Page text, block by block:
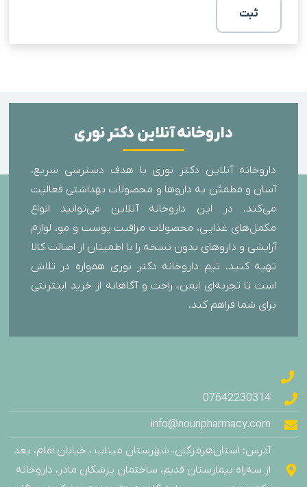
داروخانه آنلاین دکتر نوری
داروخانه آنلاین دکتر نوری با هدف دسترسی سریع،
آسان و مطمئن به داروها و محصولات بهداشتی فعالیت
می‌کند. در این داروخانه آنلاین می‌توانید انواع
مکمل‌های غذایی، محصولات مراقبت پوست و مو، لوازم
آرایشی و داروهای بدون نسخه را با اطمینان از اصالت کالا
تهیه کنید. تیم داروخانه دکتر نوری همواره در تلاش
است تا تجربه‌ای ایمن، راحت و آگاهانه از خرید اینترنتی
برای شما فراهم کند.
07642230314
info@nouripharmacy.com
آدرس: استان‌هرمزگان، شهرستان میناب ، خیابان امام، بعد
از سه‌راه بیمارستان قدیم، ساختمان پزشکان مادر، داروخانه